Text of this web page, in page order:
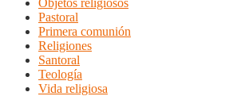
Objetos religiosos
Pastoral
Primera comunión
Religiones
Santoral
Teología
Vida religiosa